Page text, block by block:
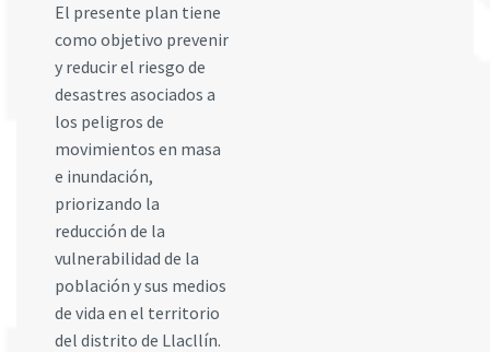
El presente plan tiene
como objetivo prevenir
y reducir el riesgo de
desastres asociados a
los peligros de
movimientos en masa
e inundación,
priorizando la
reducción de la
vulnerabilidad de la
población y sus medios
de vida en el territorio
del distrito de Llacllín.